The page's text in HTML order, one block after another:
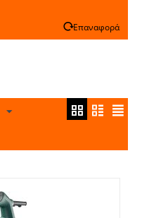
Επαναφορά